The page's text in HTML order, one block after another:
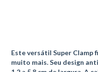
Este versátil Super Clamp
muito mais. Seu design